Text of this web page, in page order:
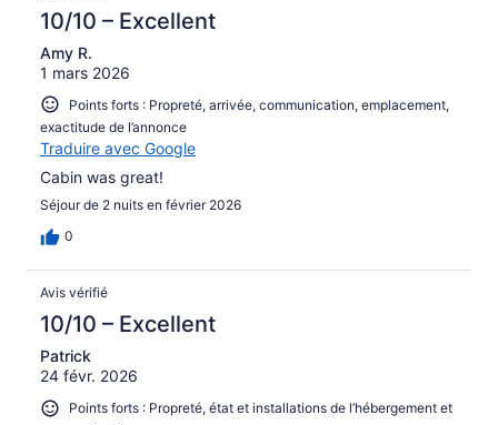
10/10 – Excellent
Amy R.
1 mars 2026
Points forts : Propreté, arrivée, communication, emplacement,
exactitude de l’annonce
Traduire avec Google
Cabin was great!
Séjour de 2 nuits en février 2026
0
Avis vérifié
10/10 – Excellent
Patrick
24 févr. 2026
Points forts : Propreté, état et installations de l’hébergement et